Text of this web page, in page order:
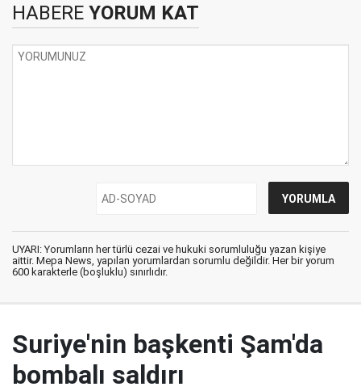
HABERE YORUM KAT
UYARI: Yorumların her türlü cezai ve hukuki sorumluluğu yazan kişiye
aittir. Mepa News, yapılan yorumlardan sorumlu değildir. Her bir yorum
600 karakterle (boşluklu) sınırlıdır.
Suriye'nin başkenti Şam'da
bombalı saldırı